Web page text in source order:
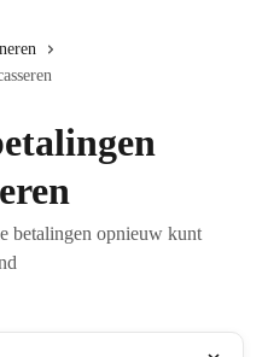
betalingen opnieuw kunt